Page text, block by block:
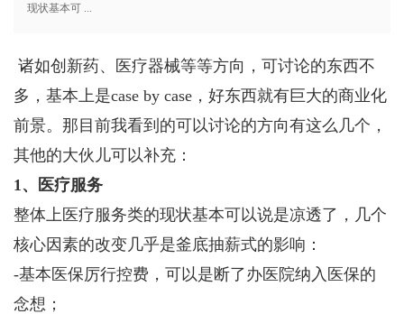
现状基本可 ...
诸如创新药、医疗器械等等方向，可讨论的东西不
多，基本上是case by case，好东西就有巨大的商业化
前景。那目前我看到的可以讨论的方向有这么几个，
其他的大伙儿可以补充：
1、医疗服务
整体上医疗服务类的现状基本可以说是凉透了，几个
核心因素的改变几乎是釜底抽薪式的影响：
-基本医保厉行控费，可以是断了办医院纳入医保的
念想；